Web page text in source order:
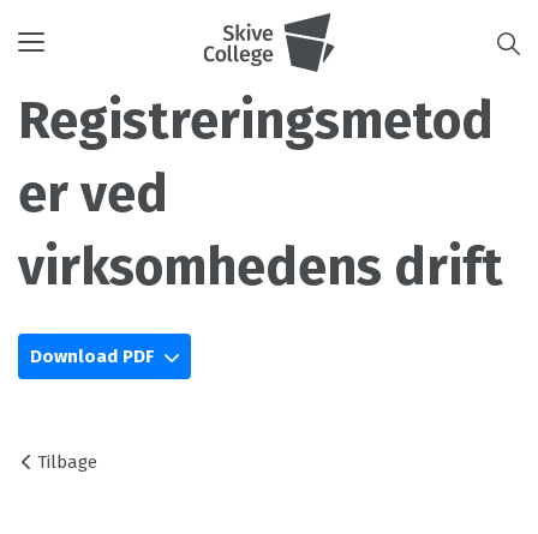
Toggle
Registreringsmetod
er ved
virksomhedens drift
Download PDF
Tilbage